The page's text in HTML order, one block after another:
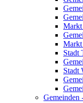
Markt
Markt
Stadt
Stadt
Gemeinden